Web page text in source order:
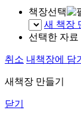
책장선택
새 책장
선택한 자료
취소 내책장에 담기
새책장 만들기
닫기